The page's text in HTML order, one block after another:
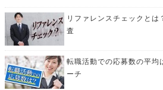
リファレンスチェックとは
査
転職活動での応募数の平均
ーチ